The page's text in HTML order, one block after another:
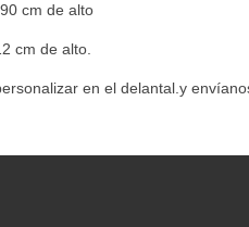
cm de alto
cm de alto.
en el delantal.y